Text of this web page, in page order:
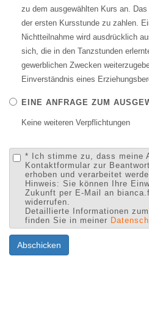
zu dem ausgewählten Kurs an.
der ersten Kursstunde zu zahlen.
Nichtteilnahme wird ausdrücklich
sich, die in den Tanzstunden
gewerblichen Zwecken
Einverständnis eines
EINE ANFRAGE ZUM
Keine weiteren Verpflichtungen
* Ich stimme zu, dass meine
Kontaktformular zur
erhoben und verarbeitet
Hinweis: Sie können Ihre
Zukunft per E-Mail an
widerrufen.
Detaillierte Informationen
finden Sie in meiner
Abschicken